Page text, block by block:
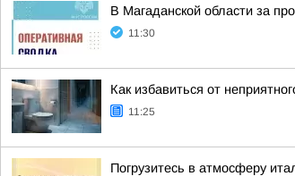
В Магаданской области за
11:30
Как избавиться от
11:25
Погрузитесь в атмосферу